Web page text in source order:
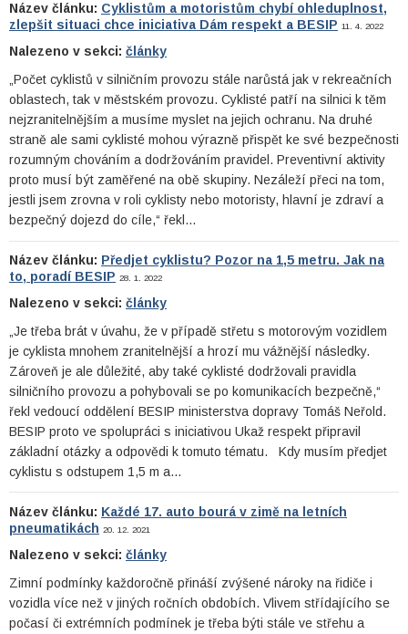
Název článku: Cyklistům a motoristům chybí ohleduplnost,
zlepšit situaci chce iniciativa Dám respekt a BESIP 11. 4. 2022
Nalezeno v sekci: články
„Počet cyklistů v silničním provozu stále narůstá jak v rekreačních
oblastech, tak v městském provozu. Cyklisté patří na silnici k těm
nejzranitelnějším a musíme myslet na jejich ochranu. Na druhé
straně ale sami cyklisté mohou výrazně přispět ke své bezpečnosti
rozumným chováním a dodržováním pravidel. Preventivní aktivity
proto musí být zaměřené na obě skupiny. Nezáleží přeci na tom,
jestli jsem zrovna v roli cyklisty nebo motoristy, hlavní je zdraví a
bezpečný dojezd do cíle,“ řekl…
Název článku: Předjet cyklistu? Pozor na 1,5 metru. Jak na
to, poradí BESIP 28. 1. 2022
Nalezeno v sekci: články
„Je třeba brát v úvahu, že v případě střetu s motorovým vozidlem
je cyklista mnohem zranitelnější a hrozí mu vážnější následky.
Zároveň je ale důležité, aby také cyklisté dodržovali pravidla
silničního provozu a pohybovali se po komunikacích bezpečně,“
řekl vedoucí oddělení BESIP ministerstva dopravy Tomáš Neřold.
BESIP proto ve spolupráci s iniciativou Ukaž respekt připravil
základní otázky a odpovědi k tomuto tématu. Kdy musím předjet
cyklistu s odstupem 1,5 m a…
Název článku: Každé 17. auto bourá v zimě na letních
pneumatikách 20. 12. 2021
Nalezeno v sekci: články
Zimní podmínky každoročně přináší zvýšené nároky na řidiče i
vozidla více než v jiných ročních obdobích. Vlivem střídajícího se
počasí či extrémních podmínek je třeba býti stále ve střehu a